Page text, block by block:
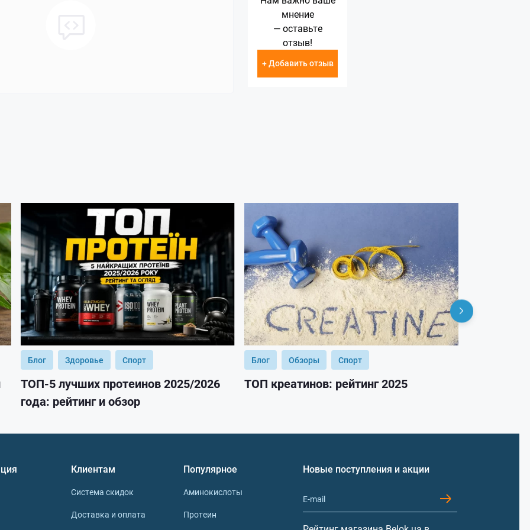
мнение
— оставьте
отзыв!
+ Добавить отзыв
Блог Здоровье Спорт
ТОП-5 лучших протеинов 2025/2026
года: рейтинг и обзор
Блог Обзоры Спорт
ТОП креатинов: рейтинг 2025
Клиентам
Система скидок
Доставка и оплата
Популярное
Аминокислоты
Протеин
Новые поступления и акции